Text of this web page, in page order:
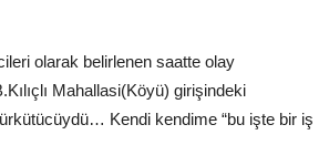
olarak belirlenen saatte olay
Mahallasi(Köyü) girişindeki
Kendi kendime “bu işte bir iş